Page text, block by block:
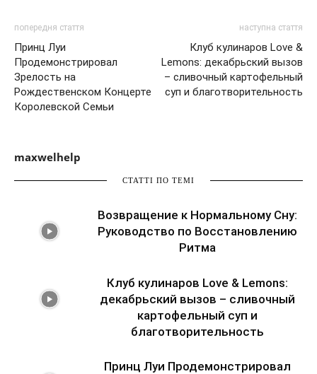
попередня стаття
Принц Луи
Продемонстрировал
Зрелость на
Рождественском Концерте
Королевской Семьи
наступна стаття
Клуб кулинаров Love &
Lemons: декабрьский вызов
– сливочный картофельный
суп и благотворительность
maxwelhelp
СТАТТІ ПО ТЕМІ
Возвращение к Нормальному Сну:
Руководство по Восстановлению
Ритма
Клуб кулинаров Love & Lemons:
декабрьский вызов – сливочный
картофельный суп и
благотворительность
Принц Луи Продемонстрировал